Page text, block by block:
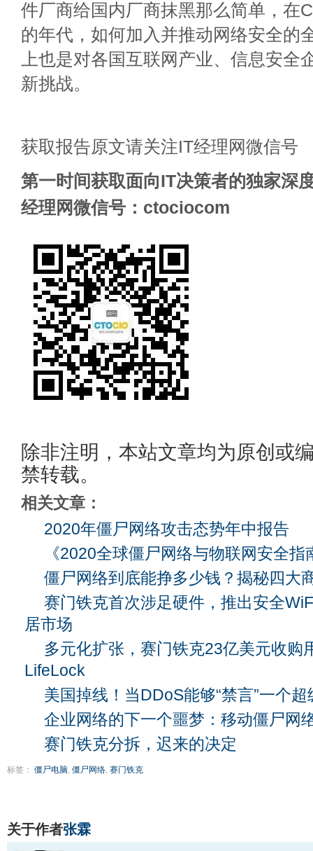
件厂商给国内厂商抹黑那么简单，在
的年代，如何加入并推动网络安全的
上也是对各国互联网产业、信息安全
新挑战。
获取报告原文请关注IT经理网微信号
第一时间获取面向IT决策者的独家深
经理网微信号：ctociocom
除非注明，本站文章均为原创或
禁转载。
相关文章：
2020年僵尸网络攻击态势年中报告
《2020全球僵尸网络与物联网安全指
僵尸网络到底能挣多少钱？揭秘四大
赛门铁克首次涉足硬件，推出安全
居市场
多元化扩张，赛门铁克23亿美元收购
LifeLock
美国掉线！当DDoS能够“禁言”一个超
企业网络的下一个噩梦：移动僵尸网
赛门铁克分拆，迟来的决定
标签： 僵尸电脑, 僵尸网络, 赛门铁克
关于作者张霖